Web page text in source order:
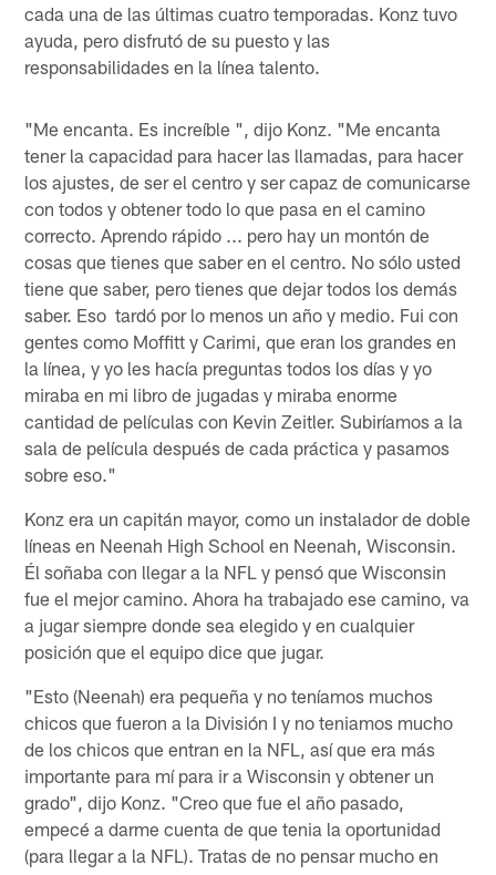
cada una de las últimas cuatro temporadas. Konz tuvo
ayuda, pero disfrutó de su puesto y las
responsabilidades en la línea talento.
"Me encanta. Es increíble ", dijo Konz. "Me encanta
tener la capacidad para hacer las llamadas, para hacer
los ajustes, de ser el centro y ser capaz de comunicarse
con todos y obtener todo lo que pasa en el camino
correcto. Aprendo rápido ... pero hay un montón de
cosas que tienes que saber en el centro. No sólo usted
tiene que saber, pero tienes que dejar todos los demás
saber. Eso tardó por lo menos un año y medio. Fui con
gentes como Moffitt y Carimi, que eran los grandes en
la línea, y yo les hacía preguntas todos los días y yo
miraba en mi libro de jugadas y miraba enorme
cantidad de películas con Kevin Zeitler. Subiríamos a la
sala de película después de cada práctica y pasamos
sobre eso."
Konz era un capitán mayor, como un instalador de doble
líneas en Neenah High School en Neenah, Wisconsin.
Él soñaba con llegar a la NFL y pensó que Wisconsin
fue el mejor camino. Ahora ha trabajado ese camino, va
a jugar siempre donde sea elegido y en cualquier
posición que el equipo dice que jugar.
"Esto (Neenah) era pequeña y no teníamos muchos
chicos que fueron a la División I y no teniamos mucho
de los chicos que entran en la NFL, así que era más
importante para mí para ir a Wisconsin y obtener un
grado", dijo Konz. "Creo que fue el año pasado,
empecé a darme cuenta de que tenia la oportunidad
(para llegar a la NFL). Tratas de no pensar mucho en